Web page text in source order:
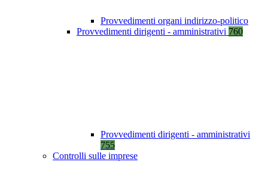
Provvedimenti organi indirizzo-politico
Provvedimenti dirigenti - amministrativi 760
Provvedimenti dirigenti - amministrativi
755
Controlli sulle imprese